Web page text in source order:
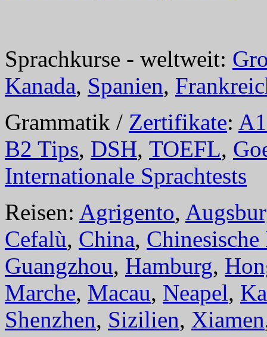
Sprachkurse - weltweit:
Kanada, Spanien,
Grammatik / Zertifikate: A1
B2 Tips, DSH, TOEFL,
Internationale Sprachtests
Reisen: Agrigento,
Cefalù, China, Chinesische
Guangzhou, Hamburg,
Marche, Macau, Neapel,
Shenzhen, Sizilien, Xiamen